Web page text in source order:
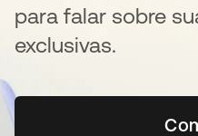
para falar sobre
exclusivas.